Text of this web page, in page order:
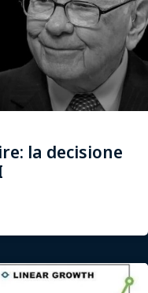
la decisione